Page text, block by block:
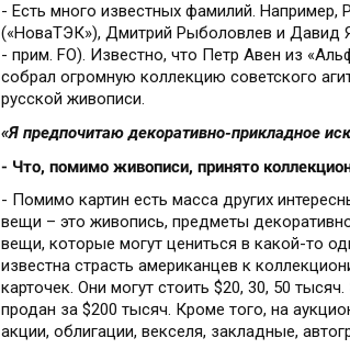
- Есть много известных фамилий.
(«НоваТЭК»), Дмитрий Рыболовлев и Давид
- прим. FO). Известно, что Петр Авен из
собрал огромную коллекцию советского
русской живописи.
«Я предпочитаю декоративно-прикладное
- Что, помимо живописи, принято
- Помимо картин есть масса других
вещи – это живопись, предметы
вещи, которые могут цениться в какой-то
известна страсть американцев к
карточек. Они могут стоить $20, 30, 50
продан за $200 тысяч. Кроме того, на
акции, облигации, векселя, закладные,